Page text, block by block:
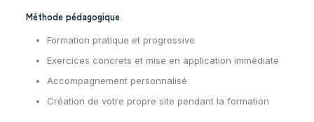
Méthode pédagogique
Formation pratique et progressive
Exercices concrets et mise en application immédiate
Accompagnement personnalisé
Création de votre propre site pendant la formation